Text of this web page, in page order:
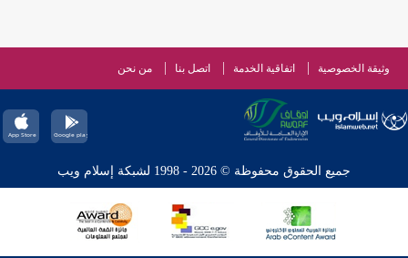
وثيقة الخصوصية اتفاقية الخدمة اتصل بنا من نحن
جميع الحقوق محفوظة © 2026 - 1998 لشبكة إسلام ويب